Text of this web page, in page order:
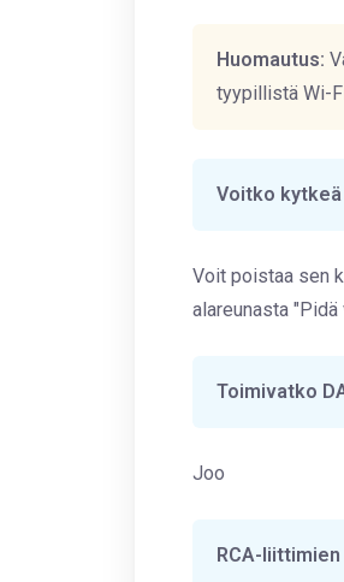
Huomautus:
tyypillistä Wi-
Voitko
Voit poistaa sen
alareunasta
Toimivatko
Joo
RCA-